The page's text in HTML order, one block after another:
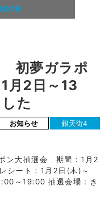
初夢ガラポ
月2日～13
た
お知らせ 銀天街4
ン大抽選会 期間：1月2
シート：1月2日(木)～
～19:00 抽選会場：き